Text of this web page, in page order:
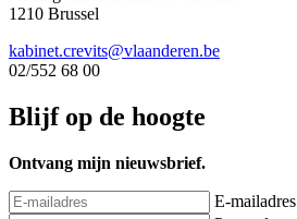
1210 Brussel
kabinet.crevits@vlaanderen.be
02/552 68 00
Blijf op de hoogte
Ontvang mijn nieuwsbrief.
E-mailadres